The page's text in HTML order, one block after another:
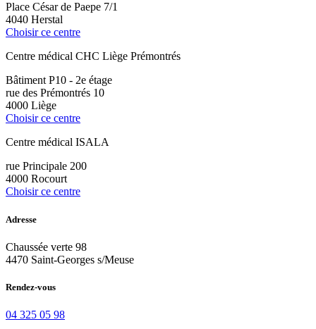
Place César de Paepe 7/1
4040 Herstal
Choisir ce centre
Centre médical CHC Liège Prémontrés
Bâtiment P10 - 2e étage
rue des Prémontrés 10
4000 Liège
Choisir ce centre
Centre médical ISALA
rue Principale 200
4000 Rocourt
Choisir ce centre
Adresse
Chaussée verte 98
4470 Saint-Georges s/Meuse
Rendez-vous
04 325 05 98